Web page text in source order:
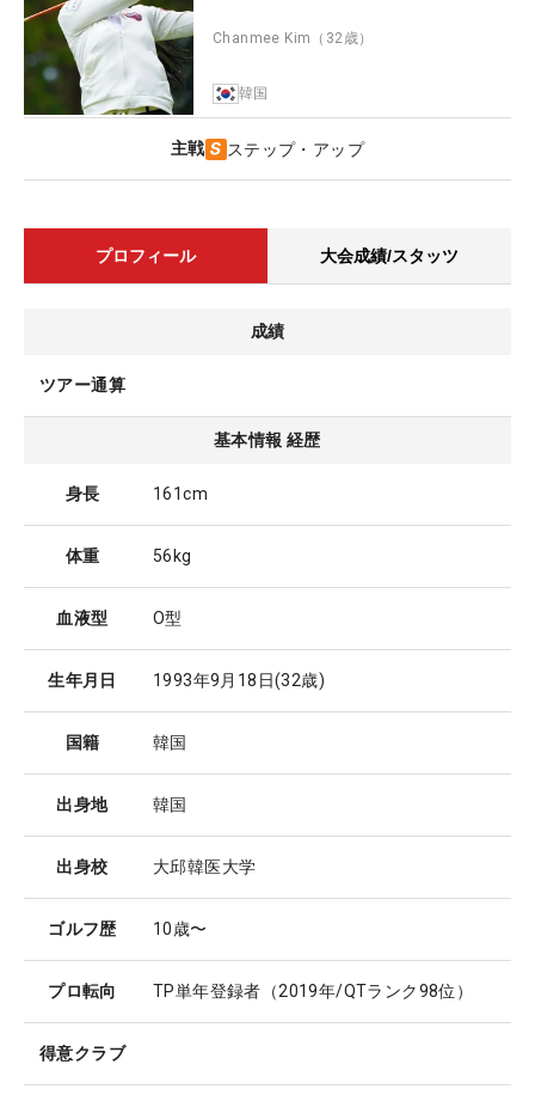
Chanmee Kim （32歳）
韓国
主戦 ステップ・アップ
プロフィール 大会成績/スタッツ
成績
ツアー通算
基本情報 経歴
身長 161cm
体重 56kg
血液型 O型
生年月日 1993年9月18日(32歳)
国籍 韓国
出身地 韓国
出身校 大邱韓医大学
ゴルフ歴 10歳〜
プロ転向 TP単年登録者（2019年/QTランク98位）
得意クラブ